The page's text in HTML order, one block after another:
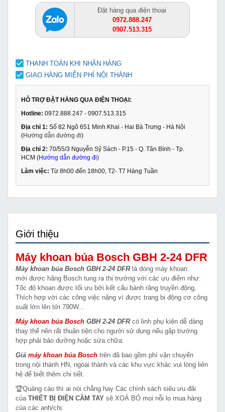
Đặt hàng qua điện thoại
0972.888.247
0907.513.315
THANH TOÁN KHI NHẬN HÀNG
GIAO HÀNG MIỄN PHÍ NỘI THÀNH
HỖ TRỢ ĐẶT HÀNG QUA ĐIỆN THOẠI:
Hotline: 0972.888.247 - 0907.513.315
Địa chỉ 1: Số 82 Ngõ 651 Minh Khai - Hai Bà Trưng - Hà Nội
(Hướng dẫn đường đi)
Địa chỉ 2: 70/55/3 Nguyễn Sỹ Sách - P.15 - Q. Tân Bình - Tp.
HCM (Hướng dẫn đường đi)
Làm việc: Từ 8h00 đến 18h00, T2- T7 Hàng Tuần
Giới thiệu
Máy khoan búa Bosch GBH 2-24 DFR
Máy khoan búa Bosch GBH 2-24 DFRlà dòng máy khoan
mới được hãng Bosch tung ra thị trường với các ưu điểm như:
Tốc độ khoan được tối ưu bởi kết cấu bánh răng truyền động,
Thích hợp với các công việc nặng vì được trang bị động cơ công
suất lớn lên tới 790W...
Máy khoan búa Bosch GBH 2-24 DFRcó linh phụ kiện dễ dàng
thay thế nên rất thuận tiện cho người sử dụng nếu gặp trường
hợp phải bảo dưỡng hoặc sửa chữa.
Giá máy khoan búa Bosch trên đã bao gồm phí vận chuyển
trong nội thành HN, ngoại thành và các khu vực khác vui lòng liên
hệ để biết thêm chi tiết.
🏆Quảng cáo thì ai nói chẳng hay Các chính sách siêu ưu đãi
của THIẾT BỊ ĐIỆN CẦM TAY sẽ XOÁ BỎ mọi nỗi lo mua hàng
của các anh/chị: